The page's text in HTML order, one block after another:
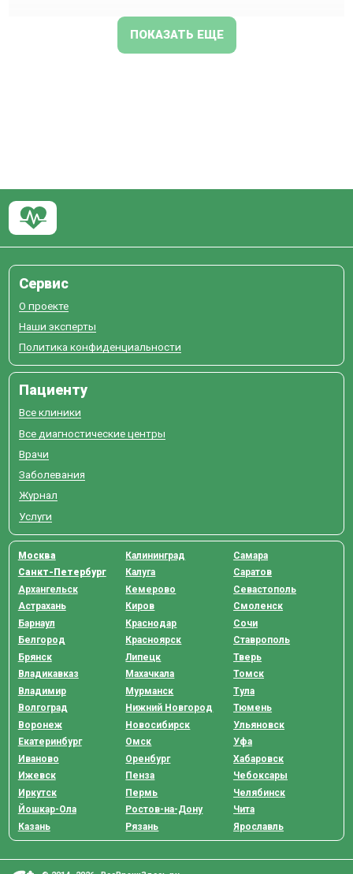
ПОКАЗАТЬ ЕЩЕ
Сервис
О проекте
Наши эксперты
Политика конфиденциальности
Пациенту
Все клиники
Все диагностические центры
Врачи
Заболевания
Журнал
Услуги
Москва
Санкт-Петербург
Архангельск
Астрахань
Барнаул
Белгород
Брянск
Владикавказ
Владимир
Волгоград
Воронеж
Екатеринбург
Иваново
Ижевск
Иркутск
Йошкар-Ола
Казань
Калининград
Калуга
Кемерово
Киров
Краснодар
Красноярск
Липецк
Махачкала
Мурманск
Нижний Новгород
Новосибирск
Омск
Оренбург
Пенза
Пермь
Ростов-на-Дону
Рязань
Самара
Саратов
Севастополь
Смоленск
Сочи
Ставрополь
Тверь
Томск
Тула
Тюмень
Ульяновск
Уфа
Хабаровск
Чебоксары
Челябинск
Чита
Ярославль